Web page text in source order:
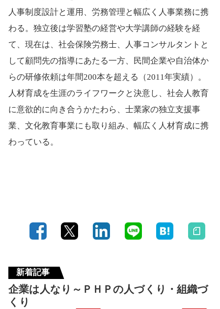
人事制度設計と運用、労務管理と幅広く人事業務に携
わる。独立後は学習塾の経営や大学講師の経験を経
て、現在は、社会保険労務士、人事コンサルタントと
して顧問先の指導にあたる一方、民間企業や自治体か
らの研修依頼は年間200本を超える（2011年実績）。
人材育成を生涯のライフワークと決意し、社会人教育
に意欲的に向き合うかたわら、士業家の独立支援事
業、文化教育事業にも取り組み、幅広く人材育成に携
わっている。
新着記事
企業は人なり～ＰＨＰの人づくり・組織づ
くり